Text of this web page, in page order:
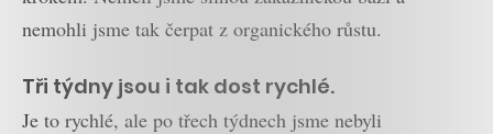
nemohli jsme tak čerpat z organického růstu.
Tři týdny jsou i tak dost rychlé.
Je to rychlé, ale po třech týdnech jsme nebyli